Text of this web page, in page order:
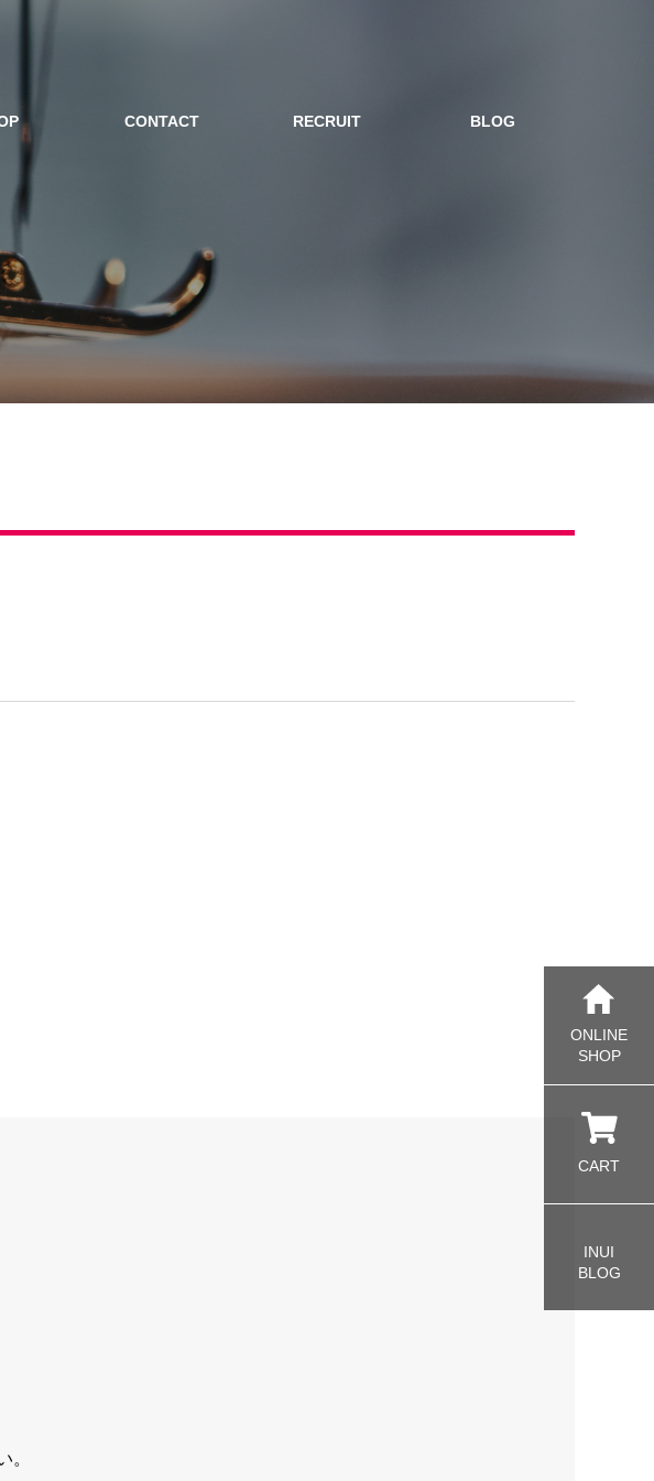
CONTACT RECRUIT BLOG
。
ONLINE
SHOP
CART
INUI
BLOG